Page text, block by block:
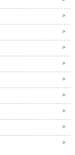
>
>
>
>
>
>
>
>
>